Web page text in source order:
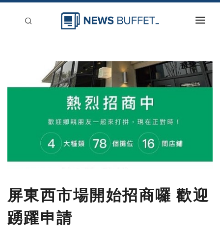
登入
屏東西市場開始招商囉 歡迎
踴躍申請